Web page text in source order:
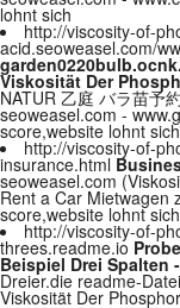
lohnt sich
http://viscosity-of-
acid.seoweasel.com/
Viskosität Der
NATUR 乙庭 バラ苗予
seoweasel.com -
score,website lohnt sich
http://viscosity-of-
insurance.html
seoweasel.com
Rent a Car Mietwagen
score,website lohnt sich
http://viscosity-of-
threes.readme.io
Beispiel Drei Spalten
Dreier.die readme-
Viskosität Der